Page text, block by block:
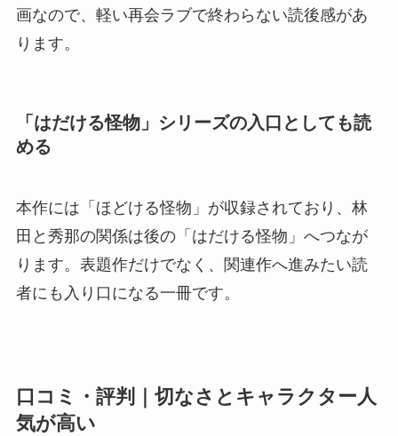
画なので、軽い再会ラブで終わらない読後感があ
ります。
「はだける怪物」シリーズの入口としても読
める
本作には「ほどける怪物」が収録されており、林
田と秀那の関係は後の「はだける怪物」へつなが
ります。表題作だけでなく、関連作へ進みたい読
者にも入り口になる一冊です。
口コミ・評判｜切なさとキャラクター人
気が高い